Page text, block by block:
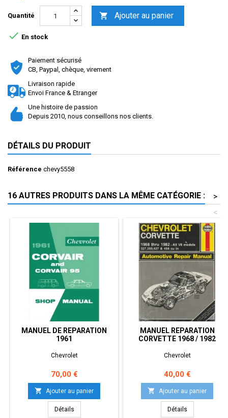
Quantité  Ajouter au panier
 En stock
Paiement sécurisé
CB, Paypal, chèque, virement
Livraison rapide
Envoi France & Etranger
Une histoire de passion
Depuis 2010, nous conseillons nos clients.
DÉTAILS DU PRODUIT
Référence chevy5558
16 AUTRES PRODUITS DANS LA MÊME CATÉGORIE :
>
<
MANUEL DE REPARATION
1961
Chevrolet
Prix
70,00 €
 Ajouter au panier
Détails
MANUEL REPARATION
CORVETTE 1968 / 1982
Chevrolet
Prix
40,00 €
 Ajouter au panier
Détails